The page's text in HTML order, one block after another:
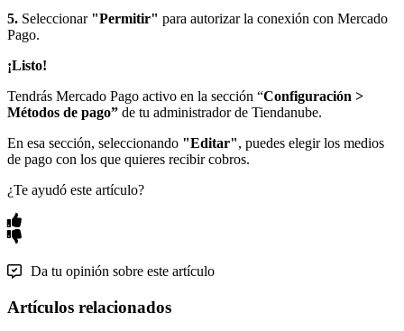
5. Seleccionar "Permitir" para autorizar la conexión con Mercado
Pago.
¡Listo!
Tendrás Mercado Pago activo en la sección “Configuración >
Métodos de pago” de tu administrador de Tiendanube.
En esa sección, seleccionando "Editar", puedes elegir los medios
de pago con los que quieres recibir cobros.
¿Te ayudó este artículo?
Da tu opinión sobre este artículo
Artículos relacionados